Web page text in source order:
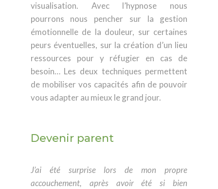
visualisation. Avec l’hypnose nous
pourrons nous pencher sur la gestion
émotionnelle de la douleur, sur certaines
peurs éventuelles, sur la création d’un lieu
ressources pour y réfugier en cas de
besoin… Les deux techniques permettent
de mobiliser vos capacités afin de pouvoir
vous adapter au mieux le grand jour.
Devenir parent
J’ai été surprise lors de mon propre
accouchement, après avoir été si bien